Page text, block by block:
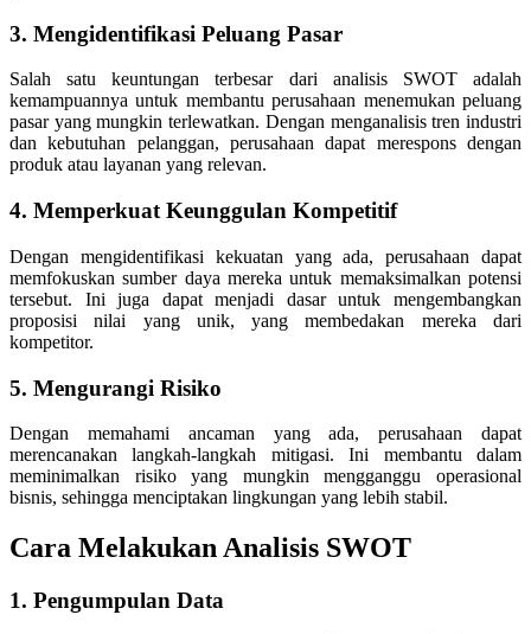
3. Mengidentifikasi Peluang Pasar
Salah satu keuntungan terbesar dari analisis SWOT adalah
kemampuannya untuk membantu perusahaan menemukan peluang
pasar yang mungkin terlewatkan. Dengan menganalisis tren industri
dan kebutuhan pelanggan, perusahaan dapat merespons dengan
produk atau layanan yang relevan.
4. Memperkuat Keunggulan Kompetitif
Dengan mengidentifikasi kekuatan yang ada, perusahaan dapat
memfokuskan sumber daya mereka untuk memaksimalkan potensi
tersebut. Ini juga dapat menjadi dasar untuk mengembangkan
proposisi nilai yang unik, yang membedakan mereka dari
kompetitor.
5. Mengurangi Risiko
Dengan memahami ancaman yang ada, perusahaan dapat
merencanakan langkah-langkah mitigasi. Ini membantu dalam
meminimalkan risiko yang mungkin mengganggu operasional
bisnis, sehingga menciptakan lingkungan yang lebih stabil.
Cara Melakukan Analisis SWOT
1. Pengumpulan Data